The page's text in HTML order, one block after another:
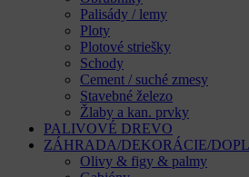
Palisády / lemy
Ploty
Plotové striešky
Schody
Cement / suché zmesy
Stavebné železo
Žlaby a kan. prvky
PALIVOVÉ DREVO
ZÁHRADA/DEKORÁCIE/
Olivy & figy & palmy